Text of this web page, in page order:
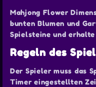
Mahjong Flower
bunten Blumen und
Spielsteine und
Regeln des
Der Spieler muss das
Timer eingestellten